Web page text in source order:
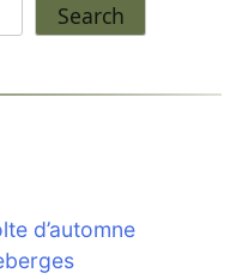
Search
d’automne